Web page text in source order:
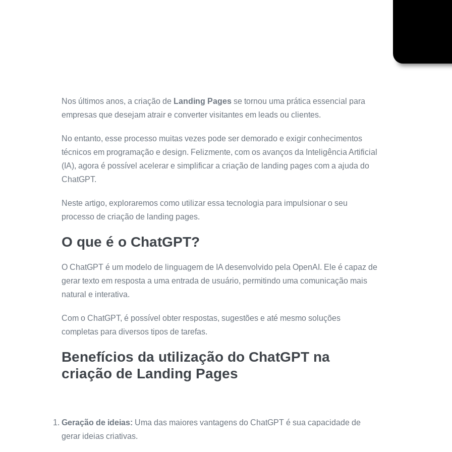
Nos últimos anos, a criação de Landing Pages se tornou uma prática essencial para
empresas que desejam atrair e converter visitantes em leads ou clientes.
No entanto, esse processo muitas vezes pode ser demorado e exigir conhecimentos
técnicos em programação e design. Felizmente, com os avanços da Inteligência Artificial
(IA), agora é possível acelerar e simplificar a criação de landing pages com a ajuda do
ChatGPT.
Neste artigo, exploraremos como utilizar essa tecnologia para impulsionar o seu
processo de criação de landing pages.
O que é o ChatGPT?
O ChatGPT é um modelo de linguagem de IA desenvolvido pela OpenAI. Ele é capaz de
gerar texto em resposta a uma entrada de usuário, permitindo uma comunicação mais
natural e interativa.
Com o ChatGPT, é possível obter respostas, sugestões e até mesmo soluções
completas para diversos tipos de tarefas.
Benefícios da utilização do ChatGPT na
criação de Landing Pages
Geração de ideias: Uma das maiores vantagens do ChatGPT é sua capacidade de
gerar ideias criativas.